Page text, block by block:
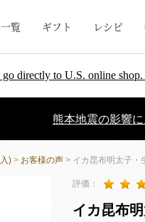
覧 ギフト レシピ
directly to U.S. online
熊本地震の影響
) > お客様の声 > イカ昆布明太子
評価：
イカ昆布